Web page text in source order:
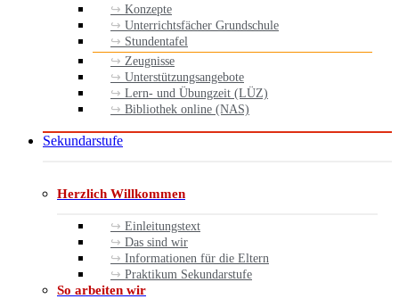
Konzepte
Unterrichtsfächer Grundschule
Stundentafel
Zeugnisse
Unterstützungsangebote
Lern- und Übungzeit (LÜZ)
Bibliothek online (NAS)
Sekundarstufe
Herzlich Willkommen
Einleitungstext
Das sind wir
Informationen für die Eltern
Praktikum Sekundarstufe
So arbeiten wir